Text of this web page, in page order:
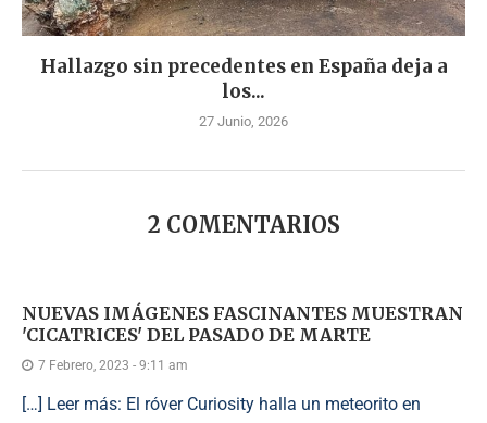
Hallazgo sin precedentes en España deja a
los...
27 Junio, 2026
2 COMENTARIOS
NUEVAS IMÁGENES FASCINANTES MUESTRAN
'CICATRICES' DEL PASADO DE MARTE
7 Febrero, 2023 - 9:11 am
[…] Leer más: El róver Curiosity halla un meteorito en